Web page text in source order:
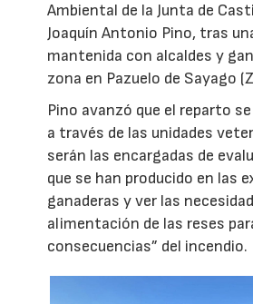
Ambiental de la Junta de
Joaquín Antonio Pino, tras
mantenida con alcaldes y
zona en Pazuelo de Sayago
Pino avanzó que el reparto
a través de las unidades
serán las encargadas de
que se han producido en las
ganaderas y ver las
alimentación de las reses
consecuencias” del incendio.